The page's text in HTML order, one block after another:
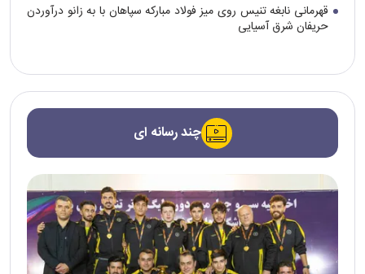
قهرمانی نابغه تنیس روی میز فولاد مبارکه سپاهان با به زانو درآوردن
حریفان شرق آسیایی
چند رسانه ای